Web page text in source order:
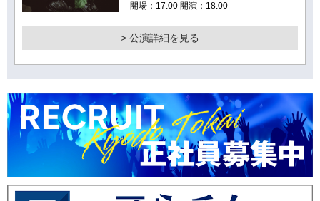
開場：17:00 開演：18:00
> 公演詳細を見る